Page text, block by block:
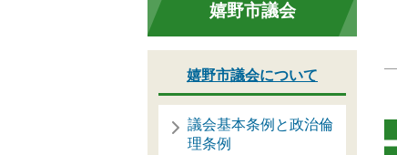
嬉野市議会
嬉野市議会について
議会基本条例と政治倫
理条例